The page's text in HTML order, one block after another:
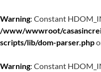
Warning: Constant
/www/wwwroot/
scripts/lib/dom-parser.php
Warning: Constant